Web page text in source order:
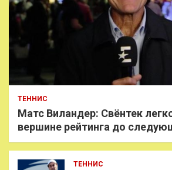
ТЕННИС
Матс Виландер: Свёнтек
вершине рейтинга до
ТЕННИС